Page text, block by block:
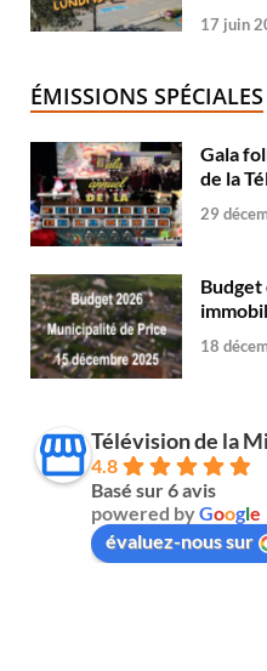
17 juin
ÉMISSIONS SPÉCIALES
Gala
de la
29
18
Télévision de la
4.8
Basé sur 6 avis
powered byGoogle
évaluez-nous sur